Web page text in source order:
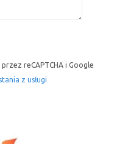
reCAPTCHA i Google
z usługi